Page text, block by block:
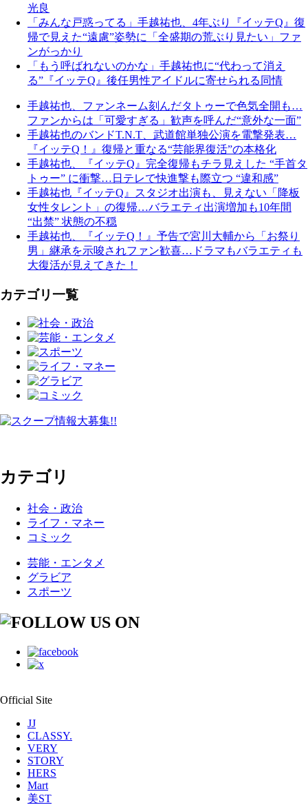
光良
「みんな戸惑ってる」手越祐也、4年ぶり『イッテQ』復
帰で見えた“遠慮”姿勢に「全盛期の荒ぶり見たい」ファ
ンがっかり
「もう呼ばれないのかな」手越祐也に“代わって消え
る”『イッテQ』後任男性アイドルに寄せられる同情
手越祐也、ファンネーム刻んだタトゥーで色気全開も…
ファンからは「可愛すぎる」歓声を呼んだ“意外な一面”
手越祐也のバンドT.N.T、武道館単独公演を電撃発表…
『イッテQ！』復帰と重なる“芸能界復活”の本格化
手越祐也、『イッテQ』完全復帰もチラ見えした “手首タ
トゥー” に衝撃…日テレで快進撃も際立つ “違和感”
手越祐也『イッテQ』スタジオ出演も、見えない「降板
女性タレント」の復帰…バラエティ出演増加も10年間
“出禁” 状態の不穏
手越祐也、『イッテQ！』予告で宮川大輔から「お祭り
男」継承を示唆されファン歓喜…ドラマもバラエティも
大復活が見えてきた！
カテゴリ一覧
カテゴリ
社会・政治
ライフ・マネー
コミック
芸能・エンタメ
グラビア
スポーツ
Official Site
JJ
CLASSY.
VERY
STORY
HERS
Mart
美ST